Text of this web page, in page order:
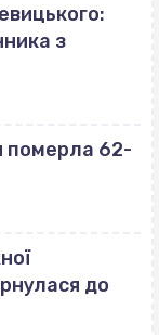
з
померла 62-
до